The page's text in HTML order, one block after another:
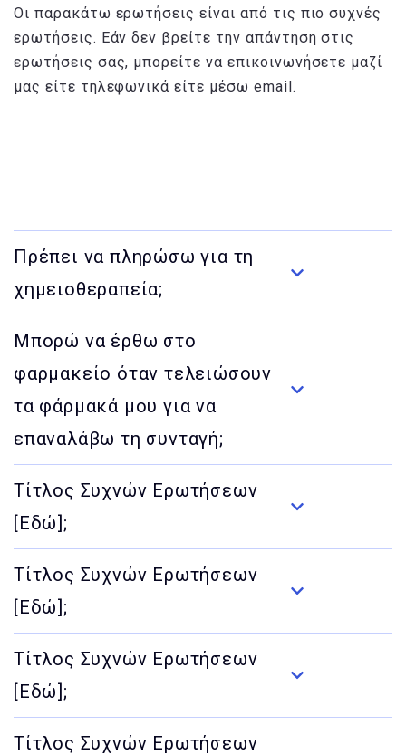
Οι παρακάτω ερωτήσεις είναι από τις πιο συχνές
ερωτήσεις. Εάν δεν βρείτε την απάντηση στις
ερωτήσεις σας, μπορείτε να επικοινωνήσετε μαζί
μας είτε τηλεφωνικά είτε μέσω email.
Πρέπει να πληρώσω για τη
χημειοθεραπεία;
Μπορώ να έρθω στο
φαρμακείο όταν τελειώσουν
τα φάρμακά μου για να
επαναλάβω τη συνταγή;
Τίτλος Συχνών Ερωτήσεων
[Εδώ];
Τίτλος Συχνών Ερωτήσεων
[Εδώ];
Τίτλος Συχνών Ερωτήσεων
[Εδώ];
Τίτλος Συχνών Ερωτήσεων